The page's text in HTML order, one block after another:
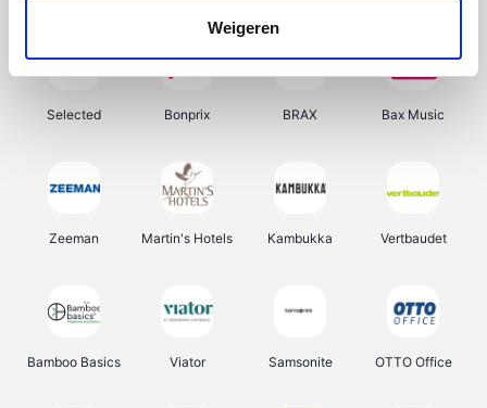
Weigeren
Selected Bonprix BRAX Bax Music
Zeeman Martin's Hotels Kambukka Vertbaudet
Bamboo Basics Viator Samsonite OTTO Office